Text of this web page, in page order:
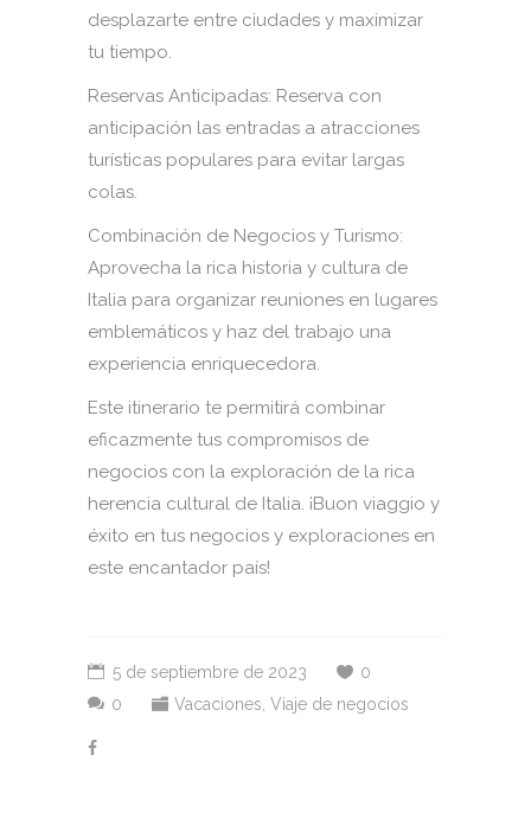
desplazarte entre ciudades y maximizar
tu tiempo.
Reservas Anticipadas: Reserva con
anticipación las entradas a atracciones
turísticas populares para evitar largas
colas.
Combinación de Negocios y Turismo:
Aprovecha la rica historia y cultura de
Italia para organizar reuniones en lugares
emblemáticos y haz del trabajo una
experiencia enriquecedora.
Este itinerario te permitirá combinar
eficazmente tus compromisos de
negocios con la exploración de la rica
herencia cultural de Italia. ¡Buon viaggio y
éxito en tus negocios y exploraciones en
este encantador país!
5 de septiembre de 2023
0
0
Vacaciones, Viaje de negocios